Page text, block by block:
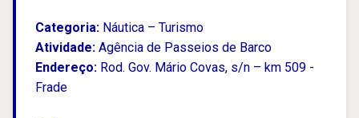
Categoria: Náutica – Turismo
Atividade: Agência de Passeios de Barco
Endereço: Rod. Gov. Mário Covas, s/n – km 509 -
Frade